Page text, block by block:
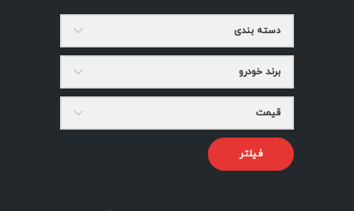
دسته بندی
برند خودرو
قیمت
فیلتر